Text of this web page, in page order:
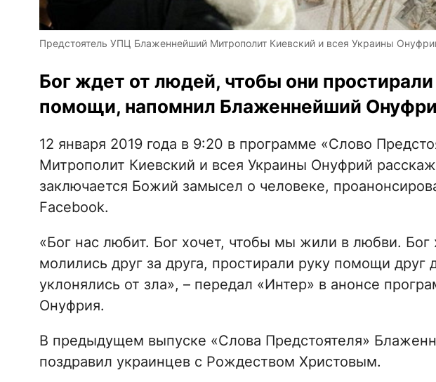
Предстоятель УПЦ Блаженнейший Митрополит Киевский и всея Украины
Бог ждет от людей, чтобы они простирали
помощи, напомнил Блаженнейший
12 января 2019 года в 9:20 в программе «Слово
Митрополит Киевский и всея Украины Онуфрий
заключается Божий замысел о человеке,
Facebook.
«Бог нас любит. Бог хочет, чтобы мы жили в любви. Бог
молились друг за друга, простирали руку помощи друг
уклонялись от зла», – передал «Интер» в анонсе
Онуфрия.
В предыдущем выпуске «Слова Предстоятеля»
поздравил украинцев с Рождеством Христовым.